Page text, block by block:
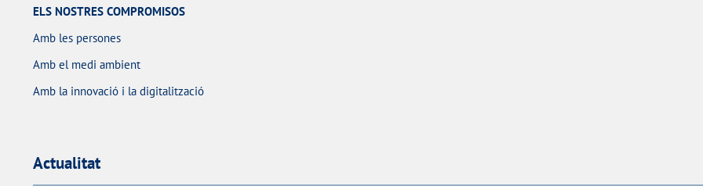
ELS NOSTRES COMPROMISOS
Amb les persones
Amb el medi ambient
Amb la innovació i la digitalització
Actualitat